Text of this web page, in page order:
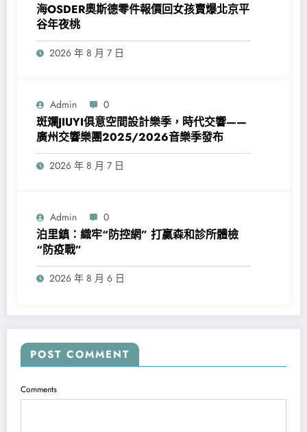
海OSDER奧斯德零件報價回女孩賣爆北京平
谷年夜桃
2026 年 8 月 7 日
Admin 0
斑斕JIUYI俱意空間設計樂季，時代交響——
廣州交響樂團2025/2026音樂季發布
2026 年 8 月 7 日
Admin 0
泊里鎮：織牢“防控網” 打贏森和診所體檢
“防疫戰”
2026 年 8 月 6 日
POST COMMENT
Comments